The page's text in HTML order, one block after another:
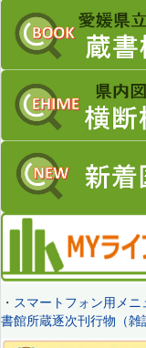
・ スマートフォン用メニ
書館所蔵逐次刊行物（